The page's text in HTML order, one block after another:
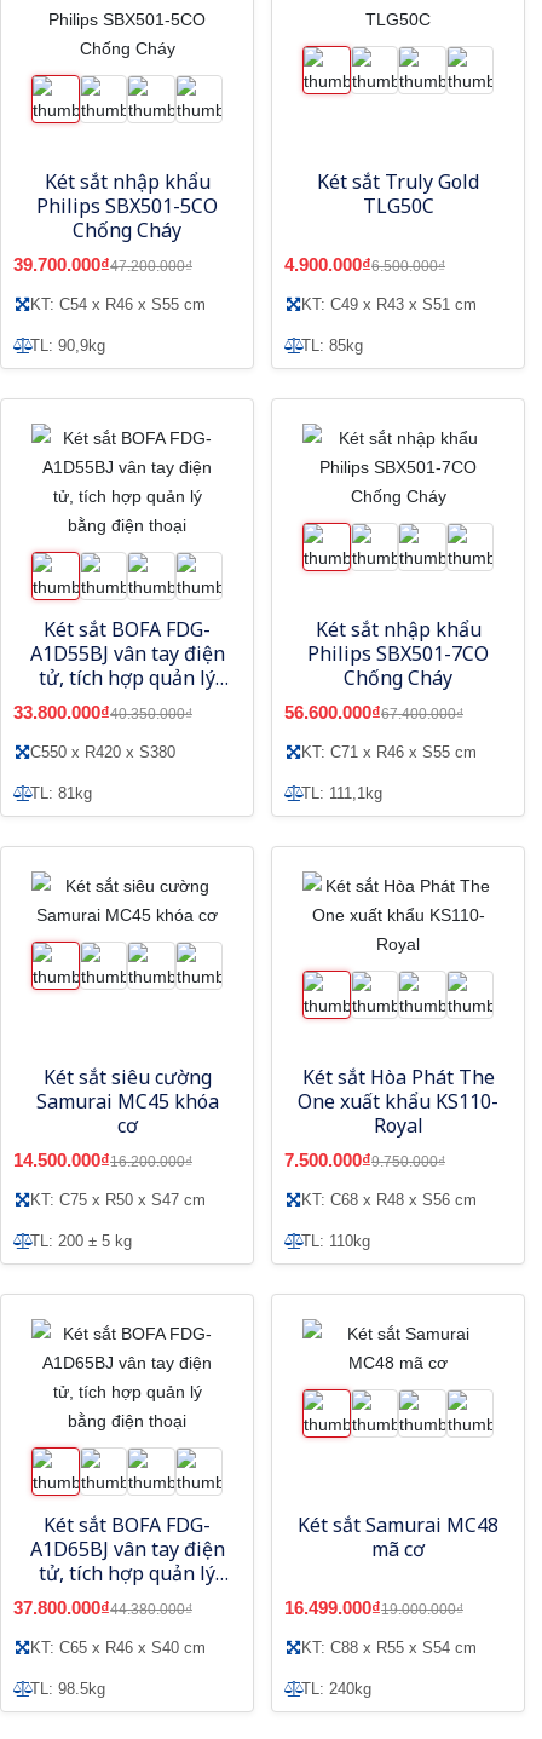
Két sắt nhập khẩu
Philips SBX501-5CO
Chống Cháy
39.700.000₫47.200.000₫
KT: C54 x R46 x S55 cm
TL: 90,9kg
Két sắt Truly Gold
TLG50C
4.900.000₫6.500.000₫
KT: C49 x R43 x S51 cm
TL: 85kg
Két sắt BOFA FDG-
A1D55BJ vân tay điện
tử, tích hợp quản lý
bằng điện thoại
33.800.000₫40.350.000₫
C550 x R420 x S380
TL: 81kg
Két sắt nhập khẩu
Philips SBX501-7CO
Chống Cháy
56.600.000₫67.400.000₫
KT: C71 x R46 x S55 cm
TL: 111,1kg
Két sắt siêu cường
Samurai MC45 khóa
cơ
14.500.000₫16.200.000₫
KT: C75 x R50 x S47 cm
TL: 200 ± 5 kg
Két sắt Hòa Phát The
One xuất khẩu KS110-
Royal
7.500.000₫9.750.000₫
KT: C68 x R48 x S56 cm
TL: 110kg
Két sắt BOFA FDG-
A1D65BJ vân tay điện
tử, tích hợp quản lý
bằng điện thoại
37.800.000₫44.380.000₫
KT: C65 x R46 x S40 cm
TL: 98.5kg
Két sắt Samurai MC48
mã cơ
16.499.000₫19.000.000₫
KT: C88 x R55 x S54 cm
TL: 240kg